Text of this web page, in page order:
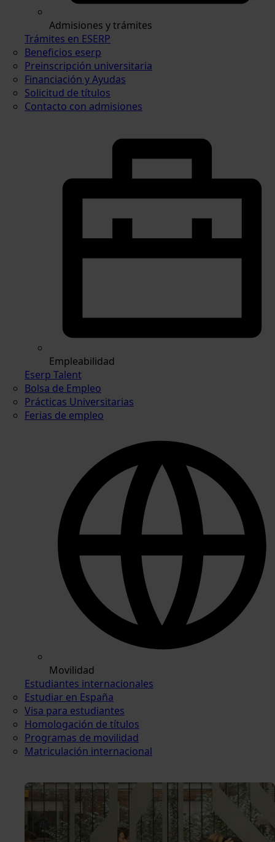
Admisiones y trámites
Trámites en ESERP
Beneficios eserp
Preinscripción universitaria
Financiación y Ayudas
Solicitud de títulos
Contacto con admisiones
Empleabilidad
Eserp Talent
Bolsa de Empleo
Prácticas Universitarias
Ferias de empleo
Movilidad
Estudiantes internacionales
Estudiar en España
Visa para estudiantes
Homologación de títulos
Programas de movilidad
Matriculación internacional